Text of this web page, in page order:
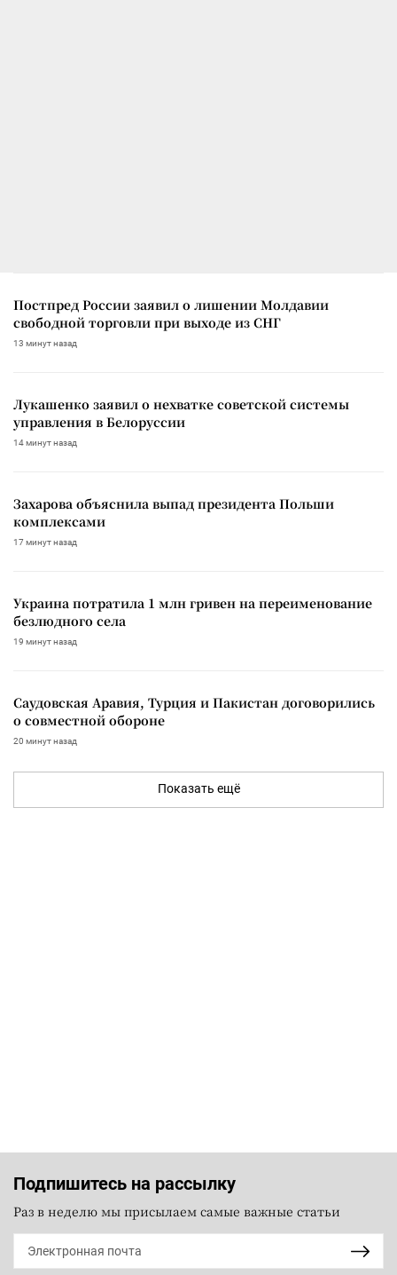
Постпред России заявил о лишении Молдавии
свободной торговли при выходе из СНГ
13 минут назад
Лукашенко заявил о нехватке советской системы
управления в Белоруссии
14 минут назад
Захарова объяснила выпад президента Польши
комплексами
17 минут назад
Украина потратила 1 млн гривен на переименование
безлюдного села
19 минут назад
Саудовская Аравия, Турция и Пакистан договорились
о совместной обороне
20 минут назад
Показать ещё
Подпишитесь на рассылку
Раз в неделю мы присылаем самые важные статьи